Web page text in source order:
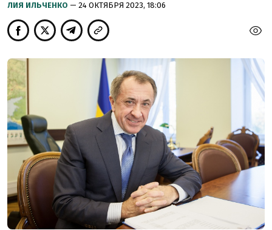
ЛИЯ ИЛЬЧЕНКО — 24 ОКТЯБРЯ 2023, 18:06